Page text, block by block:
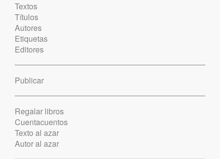
Textos
Títulos
Autores
Etiquetas
Editores
Publicar
Regalar libros
Cuentacuentos
Texto al azar
Autor al azar